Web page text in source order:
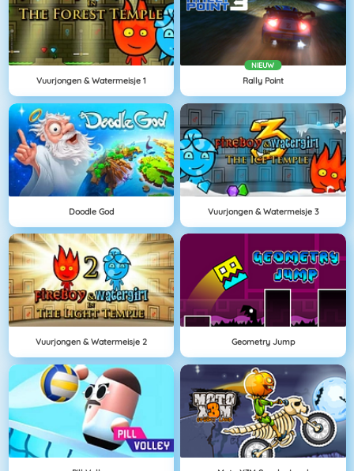
Vuurjongen & Watermeisje 1
NIEUW
Rally Point
Doodle God Vuurjongen & Watermeisje 3
Vuurjongen & Watermeisje 2 Geometry Jump